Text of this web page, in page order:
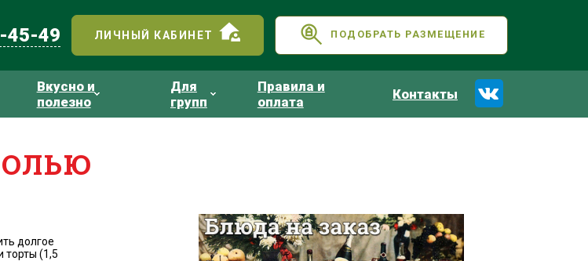
45-49 ЛИЧНЫЙ КАБИНЕТ ПОДОБРАТЬ РАЗМЕЩЕНИЕ
Вкусно и
полезно
Для
групп
Правила и
оплата
Контакты
долгое
торты (1,5